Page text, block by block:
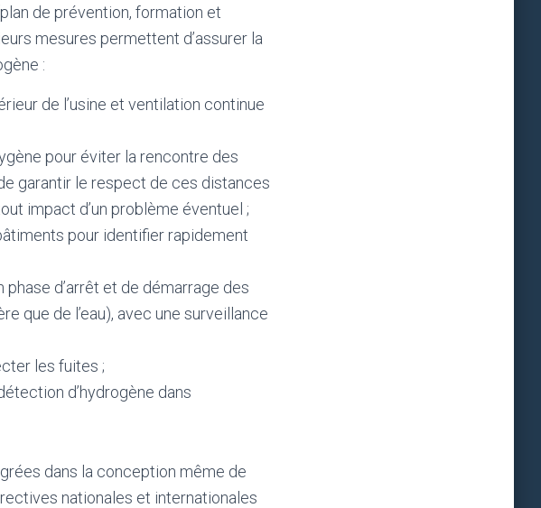
de prévention, formation et
mesures permettent d’assurer la
:
de l’usine et ventilation continue
pour éviter la rencontre des
garantir le respect de ces distances
impact d’un problème éventuel ;
pour identifier rapidement
phase d’arrêt et de démarrage des
que de l’eau), avec une surveillance
les fuites ;
d’hydrogène dans
dans la conception même de
nationales et internationales